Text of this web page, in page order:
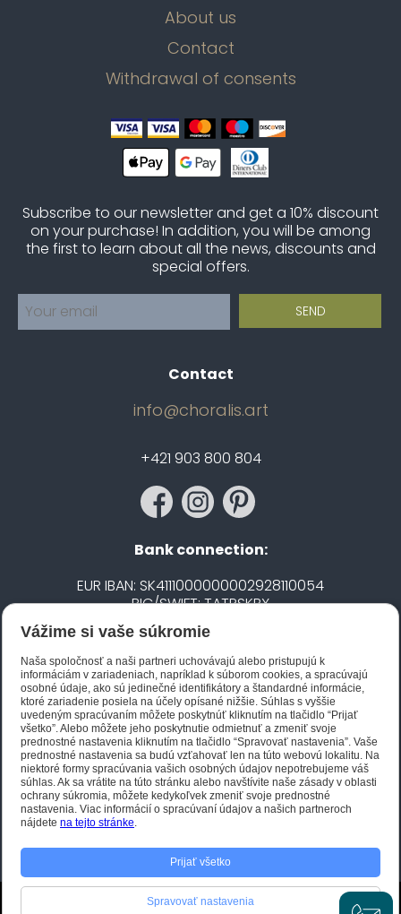
About us
Contact
Withdrawal of consents
Subscribe to our newsletter and get a 10% discount
on your purchase! In addition, you will be among
the first to learn about all the news, discounts and
special offers.
Contact
info@choralis.art
+421 903 800 804
Bank connection:
EUR IBAN: SK4111000000002928110054
BIC/SWIFT: TATRSKBX
CZK IBAN: CZ5020100000002101752606
BIC/SWIFT: FIOBCZPPXXX
Biano STAR
He created this e-shop
Vážime si vaše súkromie
Naša spoločnosť a naši partneri uchovávajú alebo pristupujú k
informáciám v zariadeniach, napríklad k súborom cookies, a spracúvajú
osobné údaje, ako sú jedinečné identifikátory a štandardné informácie,
ktoré zariadenie posiela na účely opísané nižšie. Súhlas s vyššie
uvedeným spracúvaním môžete poskytnúť kliknutím na tlačidlo “Prijať
všetko”. Alebo môžete jeho poskytnutie odmietnuť a zmeniť svoje
prednostné nastavenia kliknutím na tlačidlo “Spravovať nastavenia”. Vaše
prednostné nastavenia sa budú vzťahovať len na túto webovú lokalitu. Na
niektoré formy spracúvania vašich osobných údajov nepotrebujeme váš
súhlas. Ak sa vrátite na túto stránku alebo navštívite naše zásady v oblasti
ochrany súkromia, môžete kedykoľvek zmeniť svoje prednostné
nastavenia. Viac informácií o spracúvaní údajov a našich partneroch
nájdete na tejto stránke.
Prijať všetko
Spravovať nastavenia